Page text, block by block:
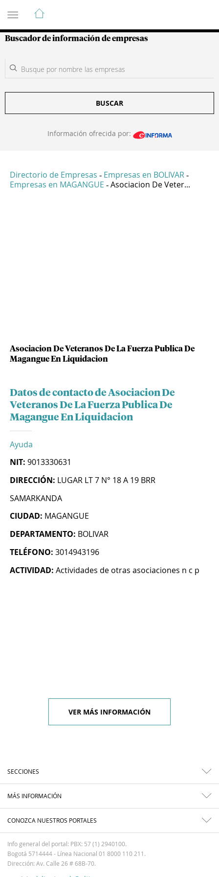
Guía de Empresas Colombianas
Buscador de información de empresas
BUSCAR
Información ofrecida por:
Directorio de Empresas - Empresas en BOLIVAR -
Empresas en MAGANGUE - Asociacion De Veter...
Asociacion De Veteranos De La Fuerza Publica De
Magangue En Liquidacion
Datos de contacto de Asociacion De
Veteranos De La Fuerza Publica De
Magangue En Liquidacion
Ayuda
NIT: 9013330631
DIRECCIÓN: LUGAR LT 7 N° 18 A 19 BRR
SAMARKANDA
CIUDAD: MAGANGUE
DEPARTAMENTO: BOLIVAR
TELÉFONO: 3014943196
ACTIVIDAD: Actividades de otras asociaciones n c p
VER MÁS INFORMACIÓN
SECCIONES
MÁS INFORMACIÓN
CONOZCA NUESTROS PORTALES
Info general del portal: PBX: 57 (1) 2940100.
Bogotá 5714444 - Línea Nacional 01 8000 110 211.
Dirección: Av. Calle 26 # 68B-70.